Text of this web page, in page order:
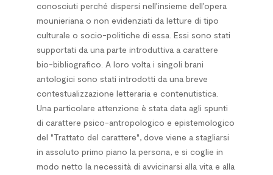
conosciuti perché dispersi nell’insieme dell’opera
mounieriana o non evidenziati da letture di tipo
culturale o socio-politiche di essa. Essi sono stati
supportati da una parte introduttiva a carattere
bio-bibliografico. A loro volta i singoli brani
antologici sono stati introdotti da una breve
contestualizzazione letteraria e contenutistica.
Una particolare attenzione è stata data agli spunti
di carattere psico-antropologico e epistemologico
del "Trattato del carattere", dove viene a stagliarsi
in assoluto primo piano la persona, e si coglie in
modo netto la necessità di avvicinarsi alla vita e alla